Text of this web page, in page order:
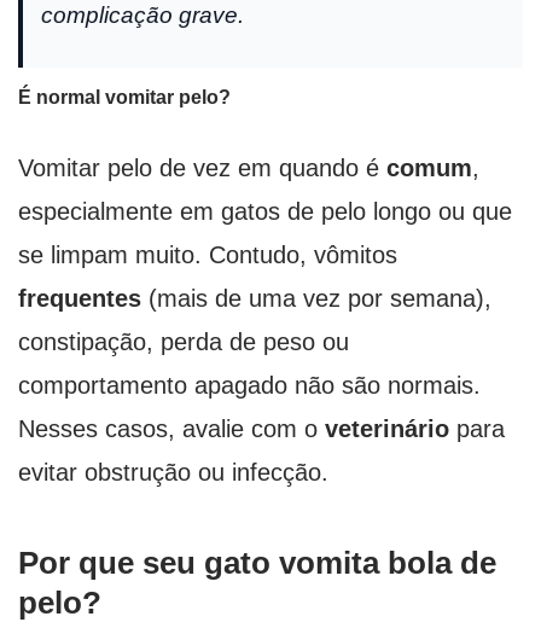
complicação grave.
É normal vomitar pelo?
Vomitar pelo de vez em quando é comum,
especialmente em gatos de pelo longo ou que
se limpam muito. Contudo, vômitos
frequentes (mais de uma vez por semana),
constipação, perda de peso ou
comportamento apagado não são normais.
Nesses casos, avalie com o veterinário para
evitar obstrução ou infecção.
Por que seu gato vomita bola de
pelo?